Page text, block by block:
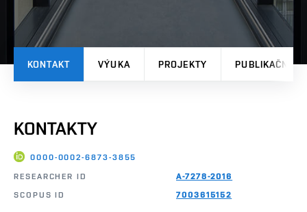
KONTAKT VÝUKA PROJEKTY PUBLIKAČNÍ
KONTAKTY
0000-0002-6873-3855
RESEARCHER ID
A-7278-2016
SCOPUS ID
7003615152